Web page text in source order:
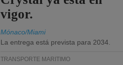
vigor.
Mónaco/Miami
La entrega está prevista para 2034.
TRANSPORTE MARÍTIMO